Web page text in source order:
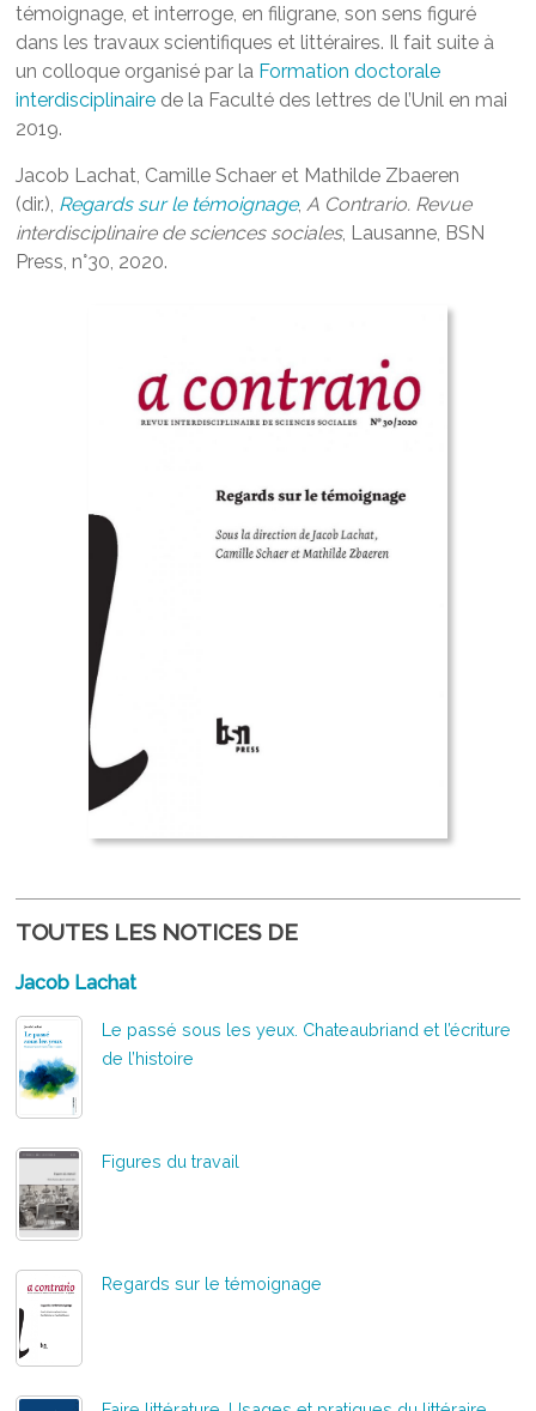
témoignage, et interroge, en filigrane, son sens figuré
dans les travaux scientifiques et littéraires. Il fait suite à
un colloque organisé par la Formation doctorale
interdisciplinaire de la Faculté des lettres de l’Unil en mai
2019.
Jacob Lachat, Camille Schaer et Mathilde Zbaeren
(dir.), Regards sur le témoignage,A Contrario. Revue
interdisciplinaire de sciences sociales, Lausanne, BSN
Press, n°30, 2020.
TOUTES LES NOTICES DE
Jacob Lachat
Le passé sous les yeux. Chateaubriand et l’écriture
de l’histoire
Figures du travail
Regards sur le témoignage